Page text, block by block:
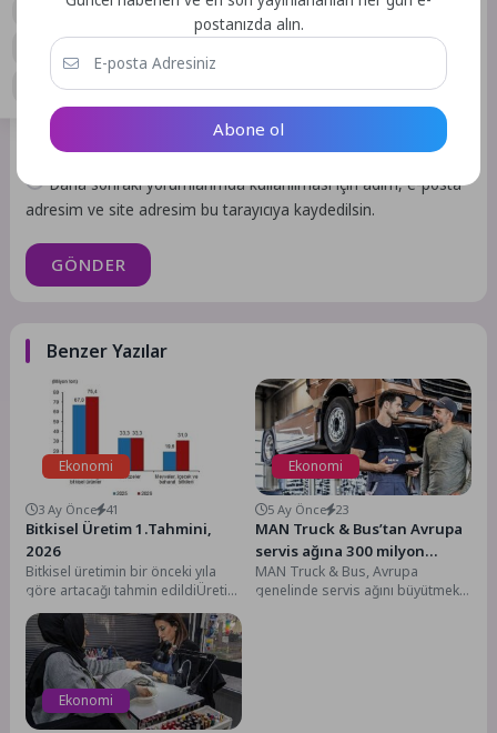
Daha sonraki yorumlarımda kullanılması için adım, e-posta
adresim ve site adresim bu tarayıcıya kaydedilsin.
GÖNDER
Benzer Yazılar
Ekonomi
3 Ay Önce 41
Bitkisel Üretim 1.Tahmini,
2026
Bitkisel üretimin bir önceki yıla
göre artacağı tahmin edildiÜretim
miktarlarının, 2026 yılı ilk
tahmininde bir...
Ekonomi
5 Ay Önce 23
MAN Truck & Bus’tan Avrupa
servis ağına 300 milyon
Euro’luk yatırım
MAN Truck & Bus, Avrupa
genelinde servis ağını büyütmek
Ekonomi
postanızda alın.
Abone ol